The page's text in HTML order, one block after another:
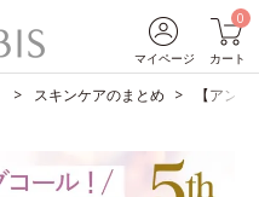
マイページ
0
カート
スキンケアのまとめ 【アン